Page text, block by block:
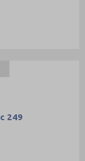
249